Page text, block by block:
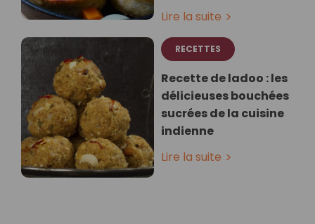
Lire la suite
RECETTES
Recette de ladoo : les
délicieuses bouchées
sucrées de la cuisine
indienne
Lire la suite